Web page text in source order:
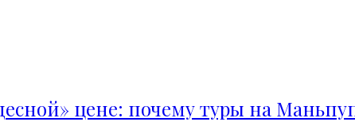
цене: почему туры на